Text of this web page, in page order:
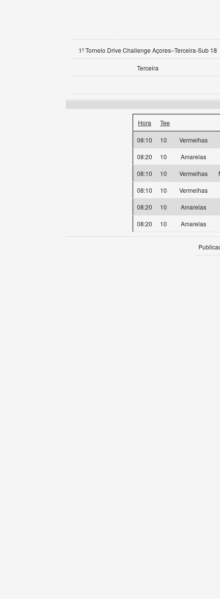
1º Torneio Drive Challenge Açores–Terceira-Sub 18
Terceira
Hora Tee
08:10 10
Vermelhas
08:20
10
Amarelas
08:10
10 Vermelhas
08:10
10
Vermelhas
08:20
10
Amarelas
08:20
10 Amarelas